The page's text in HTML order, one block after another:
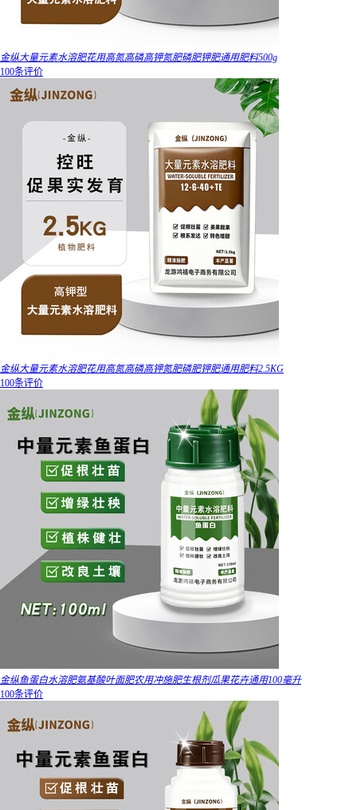
金纵大量元素水溶肥花用高氮高磷高钾氮肥磷肥钾肥通用肥料500g
100条评价
金纵大量元素水溶肥花用高氮高磷高钾氮肥磷肥钾肥通用肥料2.5KG
100条评价
金纵鱼蛋白水溶肥氨基酸叶面肥农用冲施肥生根剂瓜果花卉通用100毫升
100条评价